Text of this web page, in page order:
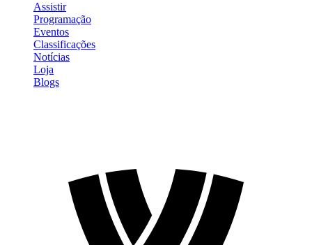
Assistir
Programação
Eventos
Classificações
Notícias
Loja
Blogs